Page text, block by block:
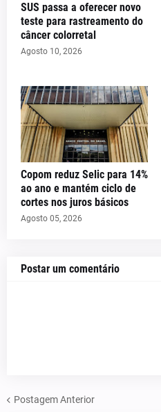
SUS passa a oferecer novo
teste para rastreamento do
câncer colorretal
Agosto 10, 2026
Copom reduz Selic para 14%
ao ano e mantém ciclo de
cortes nos juros básicos
Agosto 05, 2026
Postar um comentário
Postagem Anterior